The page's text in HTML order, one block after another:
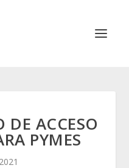
ACCESO
PYMES